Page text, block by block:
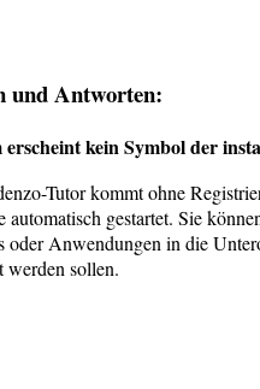
und Antworten:
kein Symbol der
Tutor kommt ohne
automatisch gestartet. Sie
oder Anwendungen in die
werden sollen.